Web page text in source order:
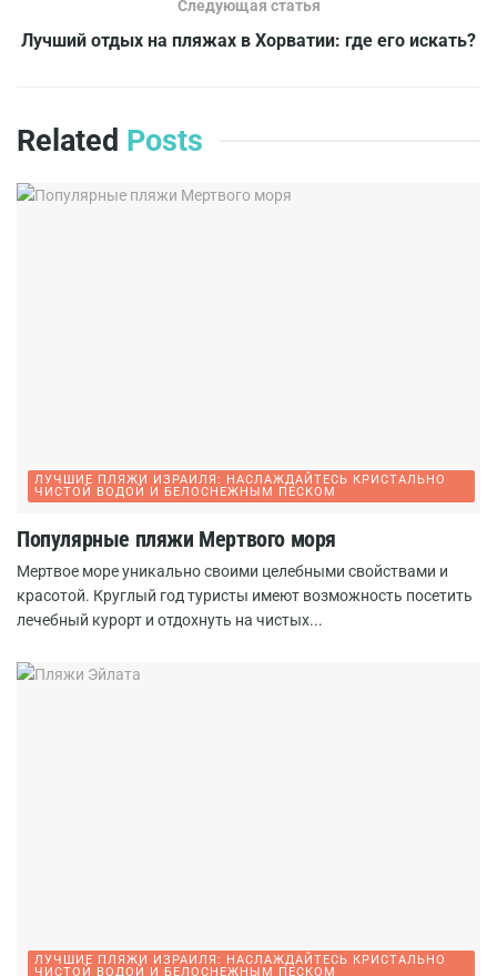
Следующая статья
Лучший отдых на пляжах в Хорватии: где его искать?
Related Posts
ЛУЧШИЕ ПЛЯЖИ ИЗРАИЛЯ: НАСЛАЖДАЙТЕСЬ КРИСТАЛЬНО
ЧИСТОЙ ВОДОЙ И БЕЛОСНЕЖНЫМ ПЕСКОМ
Популярные пляжи Мертвого моря
Мертвое море уникально своими целебными свойствами и
красотой. Круглый год туристы имеют возможность посетить
лечебный курорт и отдохнуть на чистых...
ЛУЧШИЕ ПЛЯЖИ ИЗРАИЛЯ: НАСЛАЖДАЙТЕСЬ КРИСТАЛЬНО
ЧИСТОЙ ВОДОЙ И БЕЛОСНЕЖНЫМ ПЕСКОМ